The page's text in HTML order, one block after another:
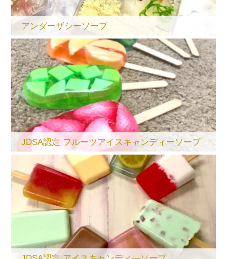
アンダーザシーソープ
JDSA認定 フルーツアイスキャンディーソープ